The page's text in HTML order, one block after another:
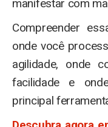
manifestar com
Compreender
onde você
agilidade, onde
facilidade e
principal